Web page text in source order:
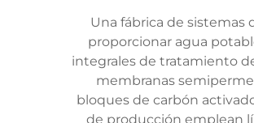
Una fábrica de sistemas
proporcionar agua
integrales de tratamiento
membranas
bloques de carbón
de producción emplean